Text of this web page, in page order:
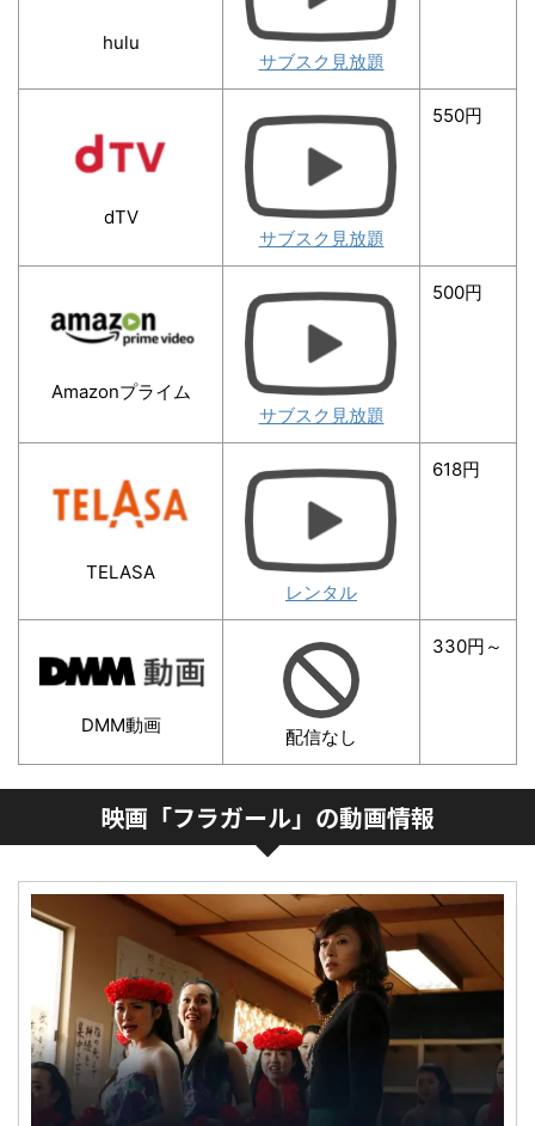
hulu
サブスク見放題
dTV
サブスク見放題
550円
Amazonプライム
サブスク見放題
500円
TELASA
レンタル
618円
DMM動画
配信なし
330円～
映画「フラガール」の動画情報